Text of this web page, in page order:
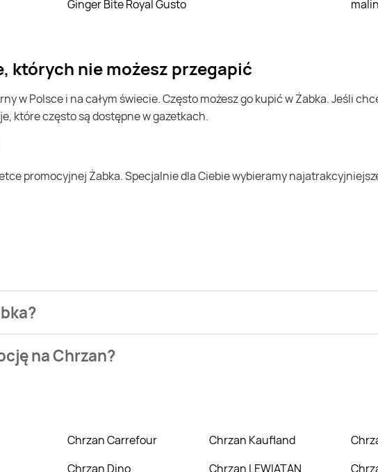
Ginger Bite Royal Gusto
których nie możesz przegapić
które często są dostępne w gazetkach.
na Chrzan?
Chrzan Carrefour Chrzan Kaufland
Chrzan Dino Chrzan LEWIATAN